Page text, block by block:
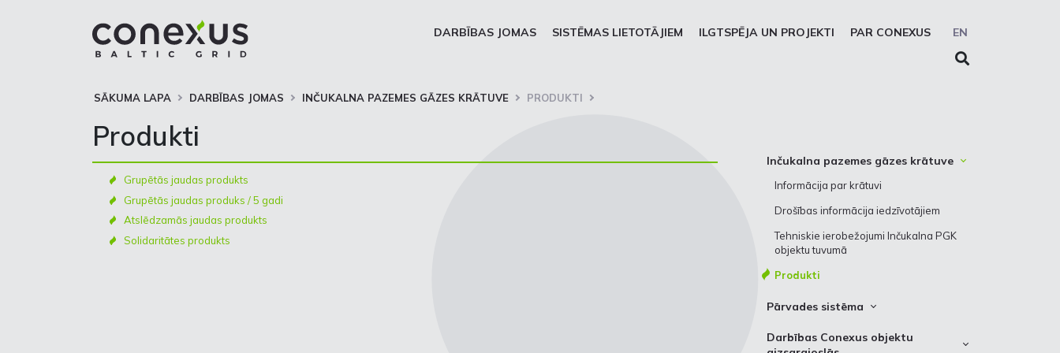
EN
DARBĪBAS JOMAS SISTĒMAS LIETOTĀJIEM ILGTSPĒJA UN PROJEKTI PAR CONEXUS
SĀKUMA LAPA DARBĪBAS JOMAS INČUKALNA PAZEMES GĀZES KRĀTUVE PRODUKTI
Produkti
Grupētās jaudas produkts
Grupētās jaudas produks / 5 gadi
Atslēdzamās jaudas produkts
Solidaritātes produkts
Inčukalna pazemes gāzes krātuve
Informācija par krātuvi
Drošības informācija iedzīvotājiem
Tehniskie ierobežojumi Inčukalna PGK
objektu tuvumā
Produkti
Pārvades sistēma
Gāzes pārvades sistēma
Darbības Conexus objektu